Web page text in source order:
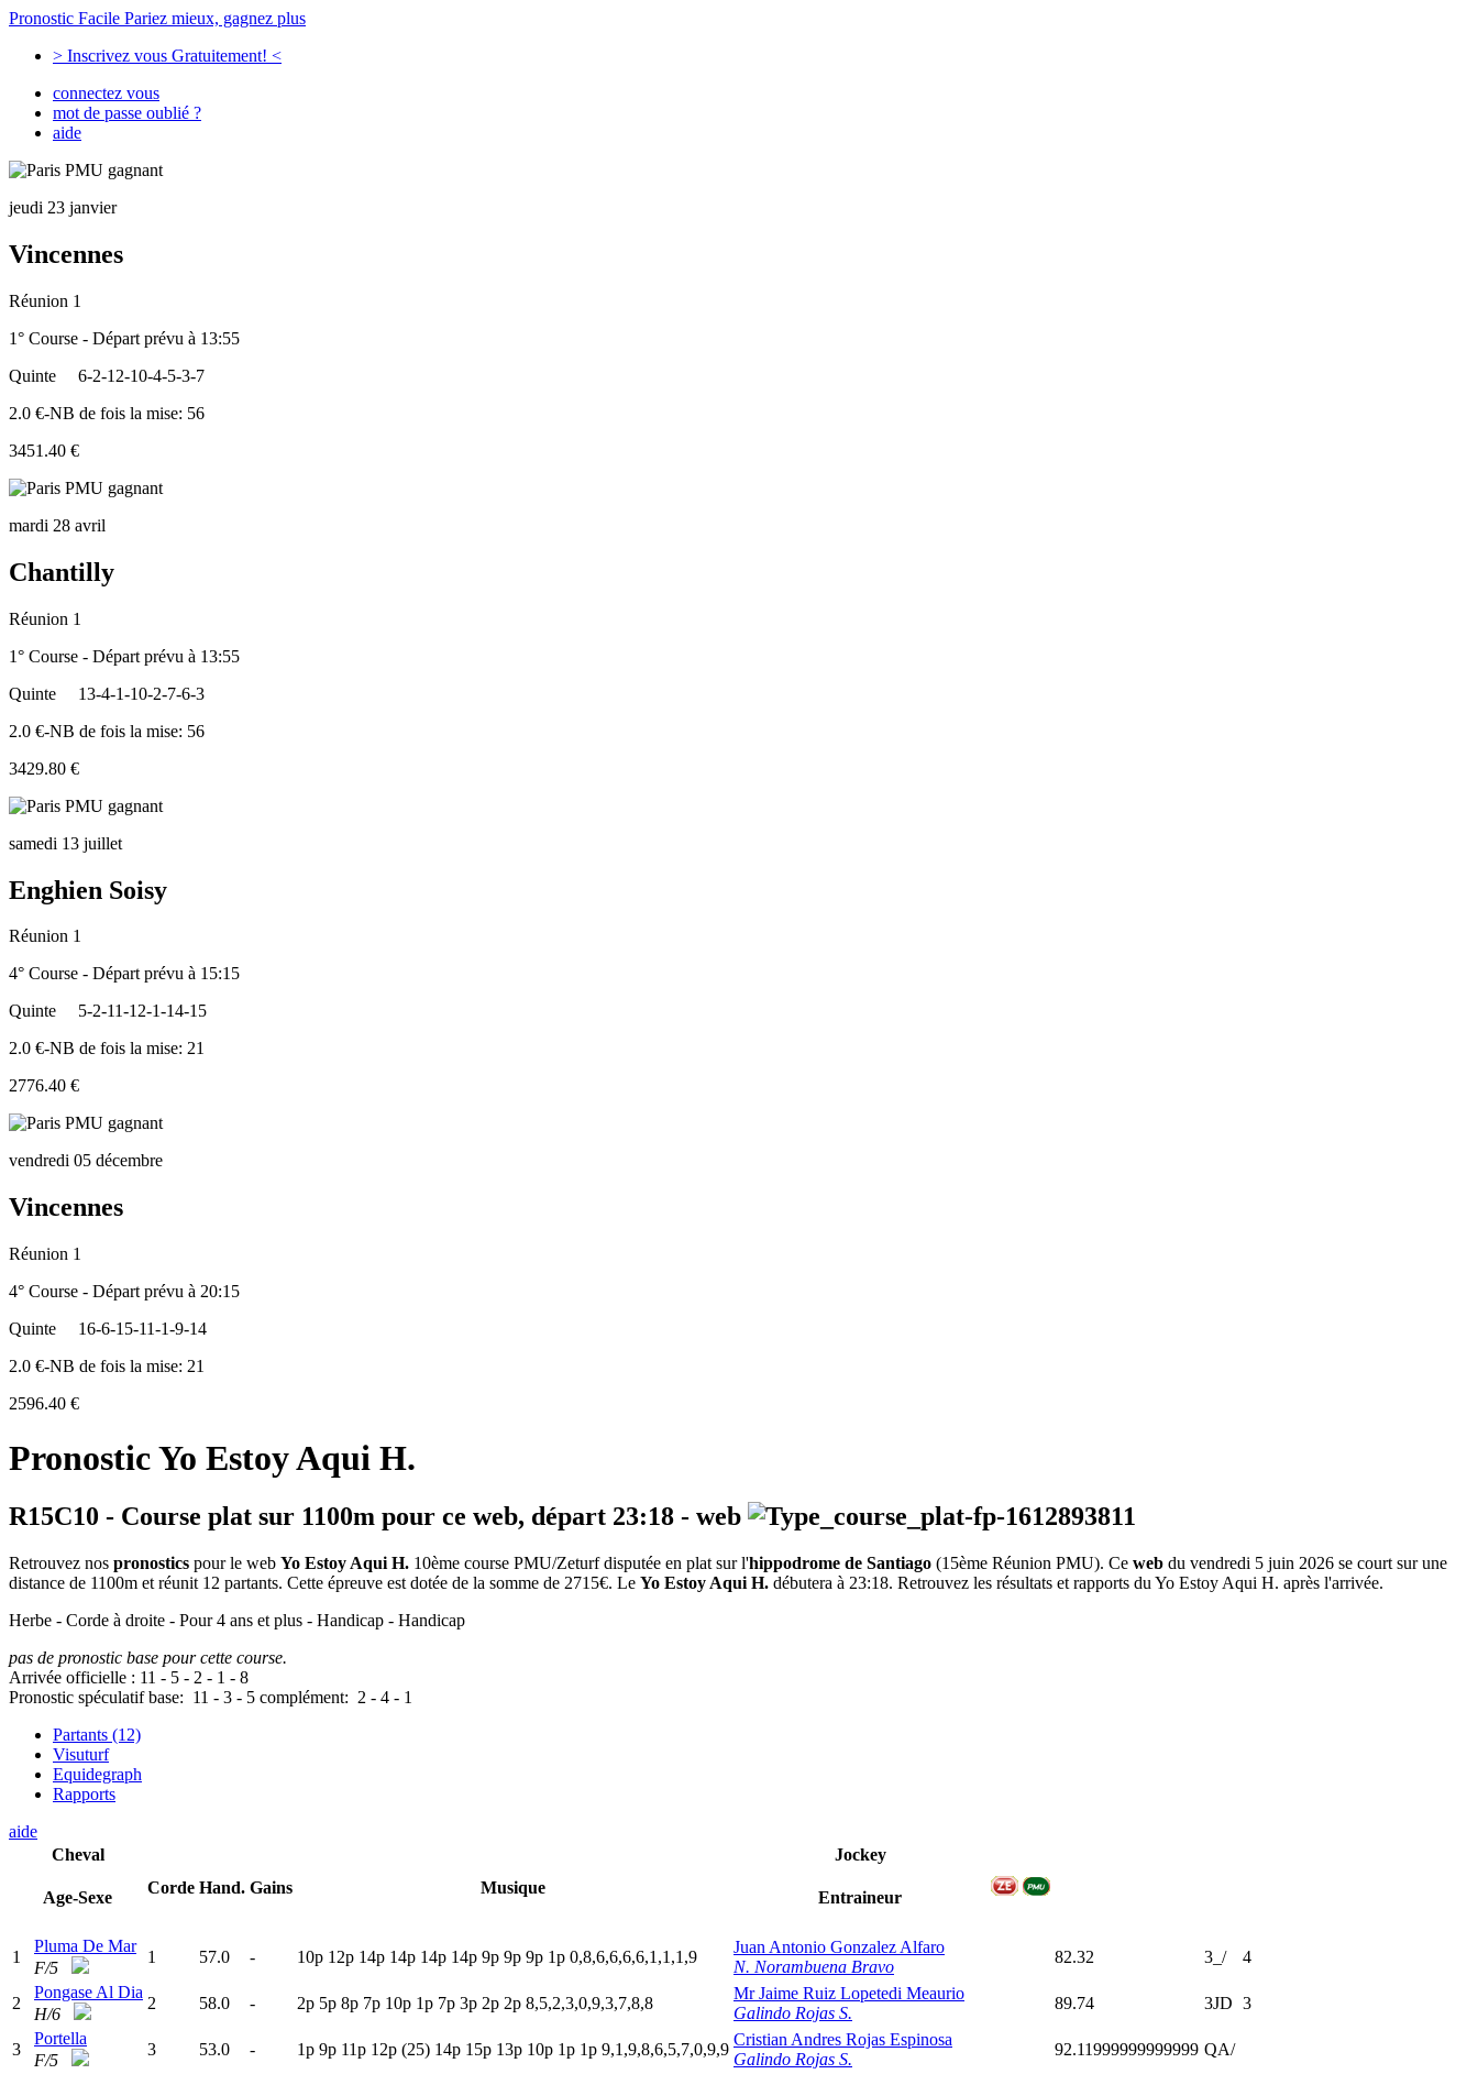
Pronostic Facile Pariez mieux, gagnez plus
> Inscrivez vous Gratuitement! <
connectez vous
mot de passe oublié ?
aide
jeudi 23 janvier
Vincennes
Réunion 1
1° Course - Départ prévu à 13:55
Quinte
6-2-12-10-4-5-3-7
2.0 €-NB de fois la mise: 56
3451.40 €
mardi 28 avril
Chantilly
Réunion 1
1° Course - Départ prévu à 13:55
Quinte
13-4-1-10-2-7-6-3
2.0 €-NB de fois la mise: 56
3429.80 €
samedi 13 juillet
Enghien Soisy
Réunion 1
4° Course - Départ prévu à 15:15
Quinte
5-2-11-12-1-14-15
2.0 €-NB de fois la mise: 21
2776.40 €
vendredi 05 décembre
Vincennes
Réunion 1
4° Course - Départ prévu à 20:15
Quinte
16-6-15-11-1-9-14
2.0 €-NB de fois la mise: 21
2596.40 €
Pronostic Yo Estoy Aqui H.
R15C10 - Course plat sur 1100m pour ce web, départ 23:18 - web
Retrouvez nos pronostics pour le web Yo Estoy Aqui H. 10ème course PMU/Zeturf disputée en plat sur l'hippodrome de Santiago (15ème Réunion PMU). Ce web du vendredi 5 juin 2026 se court sur une
distance de 1100m et réunit 12 partants. Cette épreuve est dotée de la somme de 2715€. Le Yo Estoy Aqui H. débutera à 23:18. Retrouvez les résultats et rapports du Yo Estoy Aqui H. après l'arrivée.
Herbe - Corde à droite - Pour 4 ans et plus - Handicap - Handicap
pas de pronostic base pour cette course.
Arrivée officielle : 11 - 5 - 2 - 1 - 8
Pronostic spéculatif base: 11 - 3 - 5 complément: 2 - 4 - 1
Partants (12)
Visuturf
Equidegraph
Rapports
aide
Cheval
Age-Sexe
Corde Hand. Gains Musique
Jockey
Entraineur
1
Pluma De Mar
F/5
1 57.0 - 10p 12p 14p 14p 14p 14p 9p 9p 9p 1p 0,8,6,6,6,6,1,1,1,9
Juan Antonio Gonzalez Alfaro
N. Norambuena Bravo
82.32 3_/ 4
2
Pongase Al Dia
H/6
2 58.0 - 2p 5p 8p 7p 10p 1p 7p 3p 2p 2p 8,5,2,3,0,9,3,7,8,8
Mr Jaime Ruiz Lopetedi Meaurio
Galindo Rojas S.
89.74 3JD 3
3
Portella
F/5
3 53.0 - 1p 9p 11p 12p (25) 14p 15p 13p 10p 1p 1p 9,1,9,8,6,5,7,0,9,9
Cristian Andres Rojas Espinosa
Galindo Rojas S.
92.11999999999999 QA/